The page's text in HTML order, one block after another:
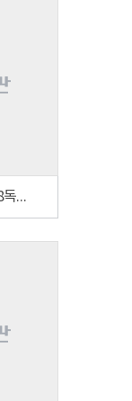
[6부] 1차 세계대전의 종전과 2·8독립선언